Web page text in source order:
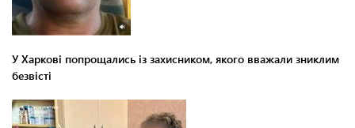
У Харкові попрощались із захисником, якого вважали зниклим
безвісті